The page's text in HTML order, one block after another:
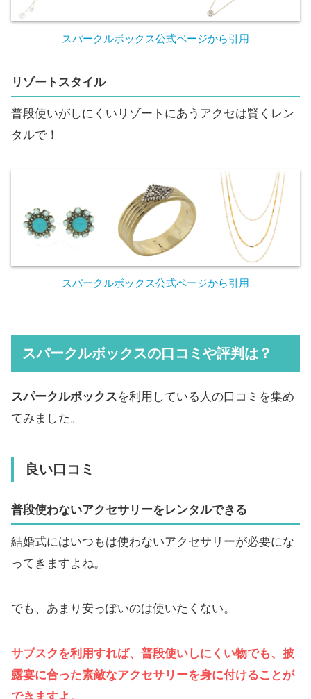
スパークルボックス公式ページから引用
リゾートスタイル
普段使いがしにくいリゾートにあうアクセは賢くレン
タルで！
スパークルボックス公式ページから引用
スパークルボックスの口コミや評判は？
スパークルボックスを利用している人の口コミを集め
てみました。
良い口コミ
普段使わないアクセサリーをレンタルできる
結婚式にはいつもは使わないアクセサリーが必要にな
ってきますよね。
でも、あまり安っぽいのは使いたくない。
サブスクを利用すれば、普段使いしにくい物でも、披
露宴に合った素敵なアクセサリーを身に付けることが